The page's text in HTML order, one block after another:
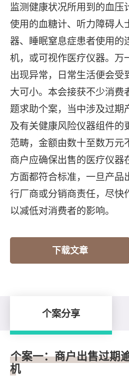
监测健康状况所用到的血压
使用的血糖计、听力障碍人
器、睡眠窒息症患者使用的
机，或可视作医疗仪器。万
出现异常，日常生活便会受
大可小。本会接获不少消费
题求助个案，当中涉及过期
及有关健康风险仪器组件的
范畴，金额由数十至数万元
商户应确保出售的医疗仪器
方面都符合标准，一旦产品
行厂商或分销商责任，尽快
以减低对消费者的影响。
下载文章
个案分享
个案分享
个案一：商户出售过期
机